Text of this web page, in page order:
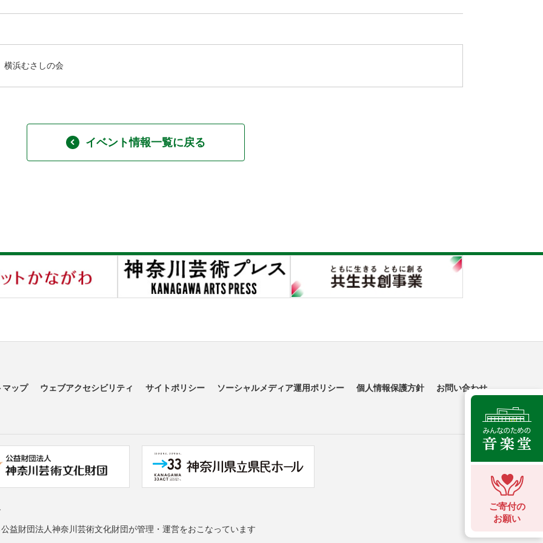
横浜むさしの会
イベント情報一覧に戻る
ご寄付の
お願い
マップ ウェブアクセシビリティ サイトポリシー ソーシャルメディア運用ポリシー 個人情報保護方針 お問い合わせ
益財団法人神奈川芸術文化財団が管理・運営をおこなっています